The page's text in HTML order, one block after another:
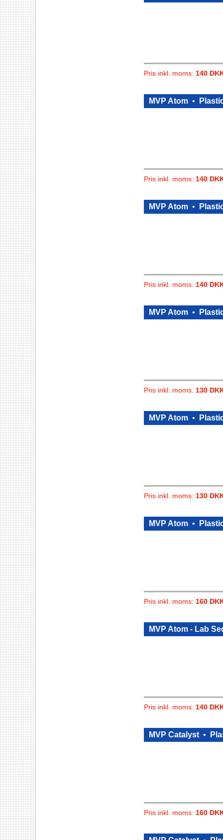
Pris inkl. moms: 140
MVP Atom •
Pris inkl. moms: 140
MVP Atom •
Pris inkl. moms: 140
MVP Atom •
Pris inkl. moms: 130
MVP Atom •
Pris inkl. moms: 130
MVP Atom •
Pris inkl. moms: 160
MVP Atom - Lab
Pris inkl. moms: 140
MVP Catalyst •
Pris inkl. moms: 160